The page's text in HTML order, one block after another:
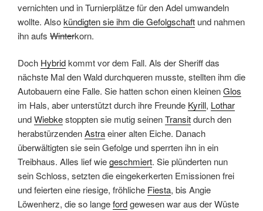
vernichten und in Turnierplätze für den Adel umwandeln
wollte. Alsokündigten sie ihm die Gefolgschaft und nahmen
ihn aufs Winterkorn.
Doch Hybridkommt vor dem Fall. Als der Sheriff das
nächste Mal den Wald durchqueren musste, stellten ihm die
Autobauern eine Falle. Sie hatten schon einen kleinenGlos
im Hals, aber unterstützt durch ihre Freunde Kyrill, Lothar
undWiebkestoppten sie mutig seinenTransitdurch den
herabstürzendenAstraeiner alten Eiche. Danach
überwältigten sie sein Gefolge und sperrten ihn in ein
Treibhaus. Alles lief wiegeschmiert. Sie plünderten nun
sein Schloss, setzten die eingekerkerten Emissionen frei
und feierten eine riesige, fröhliche Fiesta, bis Angie
Löwenherz, die so langefordgewesen war aus der Wüste